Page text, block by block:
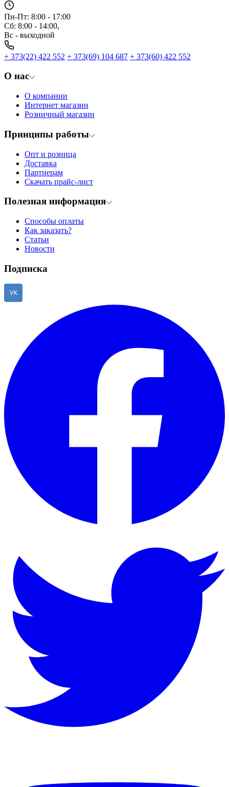
Пн-Пт: 8:00 - 17:00
Сб: 8:00 - 14:00,
Вс - выходной
+ 373(22) 422 552 + 373(69) 104 687 + 373(60) 422 552
О нас
О компании
Интернет магазин
Розничный магазин
Принципы работы
Опт и розница
Доставка
Партнерам
Скачать прайс-лист
Полезная информация
Способы оплаты
Как заказать?
Статьи
Новости
Подписка